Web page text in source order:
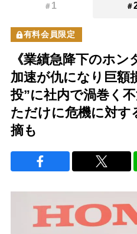
＃ 1 ＃
有料会員限定
《業績急降下のホ
加速が仇になり巨額
投”に社内で渦巻く
ただけに危機に対す
摘も